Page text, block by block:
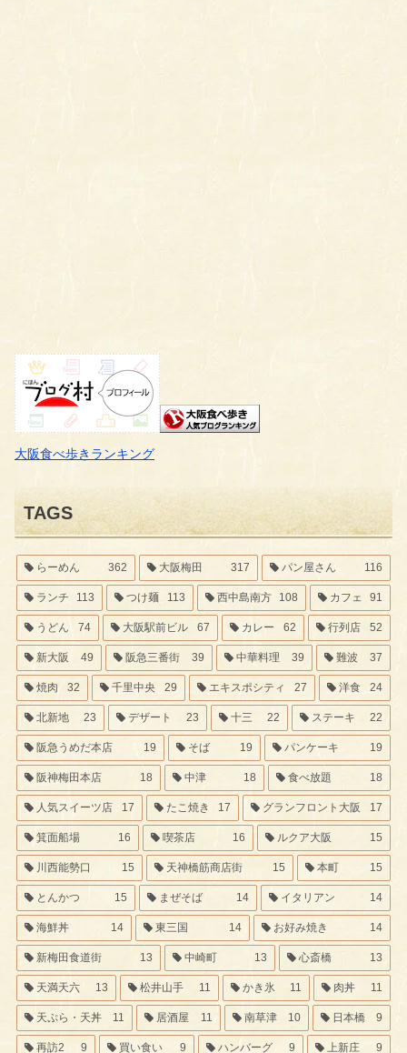
大阪食べ歩きランキング
TAGS
らーめん 362 大阪梅田 317 パン屋さん 116
ランチ 113 つけ麺 113 西中島南方 108 カフェ 91
うどん 74 大阪駅前ビル 67 カレー 62 行列店 52
新大阪 49 阪急三番街 39 中華料理 39 難波 37
焼肉 32 千里中央 29 エキスポシティ 27 洋食 24
北新地 23 デザート 23 十三 22 ステーキ 22
阪急うめだ本店 19 そば 19 パンケーキ 19
阪神梅田本店 18 中津 18 食べ放題 18
人気スイーツ店 17 たこ焼き 17 グランフロント大阪 17
箕面船場 16 喫茶店 16 ルクア大阪 15
川西能勢口 15 天神橋筋商店街 15 本町 15
とんかつ 15 まぜそば 14 イタリアン 14
海鮮丼 14 東三国 14 お好み焼き 14
新梅田食道街 13 中崎町 13 心斎橋 13
天満天六 13 松井山手 11 かき氷 11 肉丼 11
天ぷら・天丼 11 居酒屋 11 南草津 10 日本橋 9
再訪2 9 買い食い 9 ハンバーグ 9 上新庄 9